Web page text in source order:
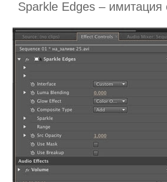
Sparkle Edges – имитация